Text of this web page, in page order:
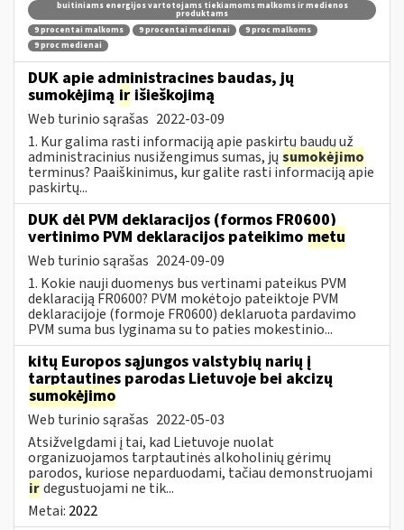
buitiniams energijos vartotojams tiekiamoms malkoms ir medienos
produktams
9 procentai malkoms
9 procentai medienai
9 proc malkoms
9 proc medienai
DUK apie administracines baudas, jų
sumokėjimą ir išieškojimą
Web turinio sąrašas 2022-03-09
1. Kur galima rasti informaciją apie paskirtų baudų už
administracinius nusižengimus sumas, jų sumokėjimo
terminus? Paaiškinimus, kur galite rasti informaciją apie
paskirtų...
DUK dėl PVM deklaracijos (formos FR0600)
vertinimo PVM deklaracijos pateikimo metu
Web turinio sąrašas 2024-09-09
1. Kokie nauji duomenys bus vertinami pateikus PVM
deklaraciją FR0600? PVM mokėtojo pateiktoje PVM
deklaracijoje (formoje FR0600) deklaruota pardavimo
PVM suma bus lyginama su to paties mokestinio...
kitų Europos sąjungos valstybių narių į
tarptautines parodas Lietuvoje bei akcizų
sumokėjimo
Web turinio sąrašas 2022-05-03
Atsižvelgdami į tai, kad Lietuvoje nuolat
organizuojamos tarptautinės alkoholinių gėrimų
parodos, kuriose neparduodami, tačiau demonstruojami
irdegustuojami ne tik...
Metai: 2022